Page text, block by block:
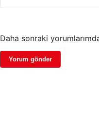
Daha sonraki